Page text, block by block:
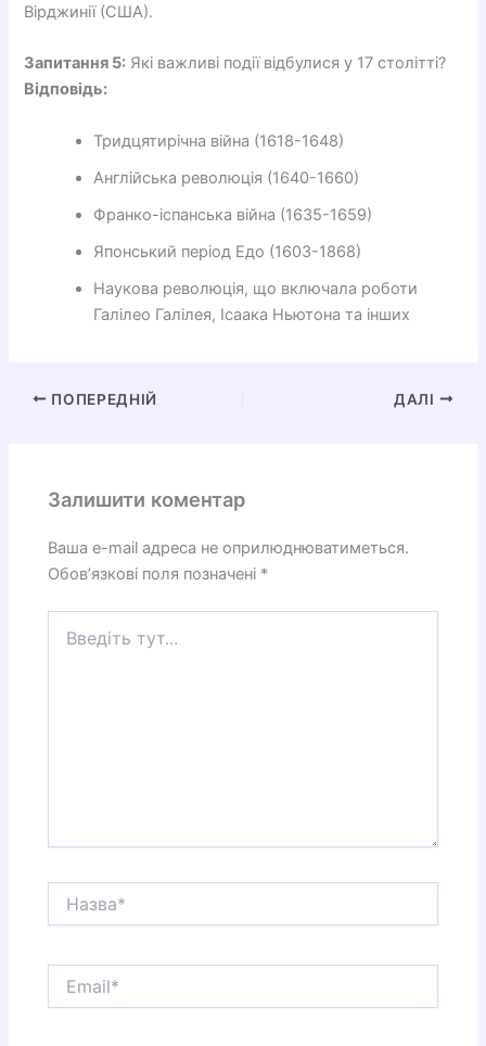
Вірджинії (США).
Запитання 5: Які важливі події відбулися у 17 столітті?
Відповідь:
Тридцятирічна війна (1618-1648)
Англійська революція (1640-1660)
Франко-іспанська війна (1635-1659)
Японський період Едо (1603-1868)
Наукова революція, що включала роботи
Галілео Галілея, Ісаака Ньютона та інших
ПОПЕРЕДНІЙ ДАЛІ
Залишити коментар
Ваша e-mail адреса не оприлюднюватиметься.
Обов’язкові поля позначені *
тут...